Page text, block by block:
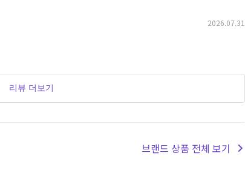
2026.07.31
리뷰 더보기
브랜드 상품 전체 보기